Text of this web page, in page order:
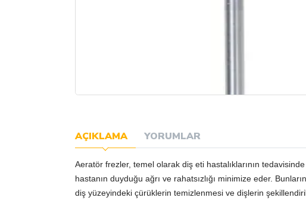
AÇIKLAMA YORUMLAR
Aeratör frezler, temel olarak diş eti hastalıklarının tedavisinde
hastanın duyduğu ağrı ve rahatsızlığı minimize eder.
diş yüzeyindeki çürüklerin temizlenmesi ve dişlerin